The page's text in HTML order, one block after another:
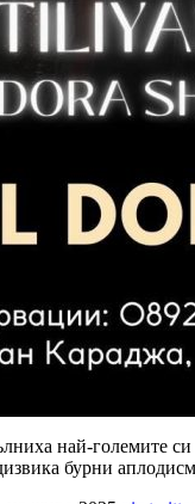
най-големите си
бурни